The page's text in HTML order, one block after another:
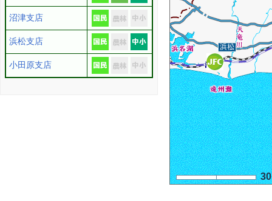
沼津支店
浜松支店
小田原支店